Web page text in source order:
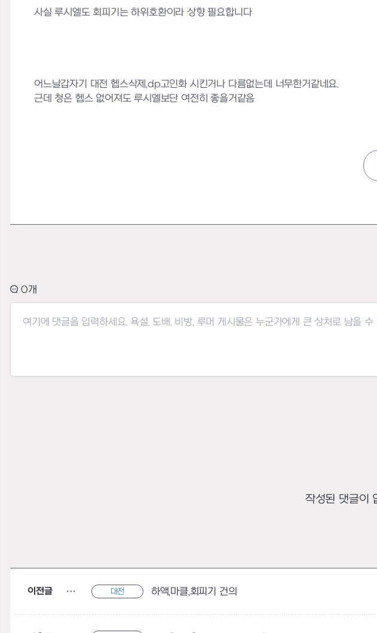
사실 루시엘도 회피기는 하위호환이라 상향 필요합니다
어느날갑자기 대전 헵스삭제,dp고인화 시킨거나 다름없는데 너무한거같네요.
근데 청은 헵스 없어져도 루시엘보단 여전히 좋을거같음
0
작성된 댓글이
이전글 대전 하액,마클,회피기 건의